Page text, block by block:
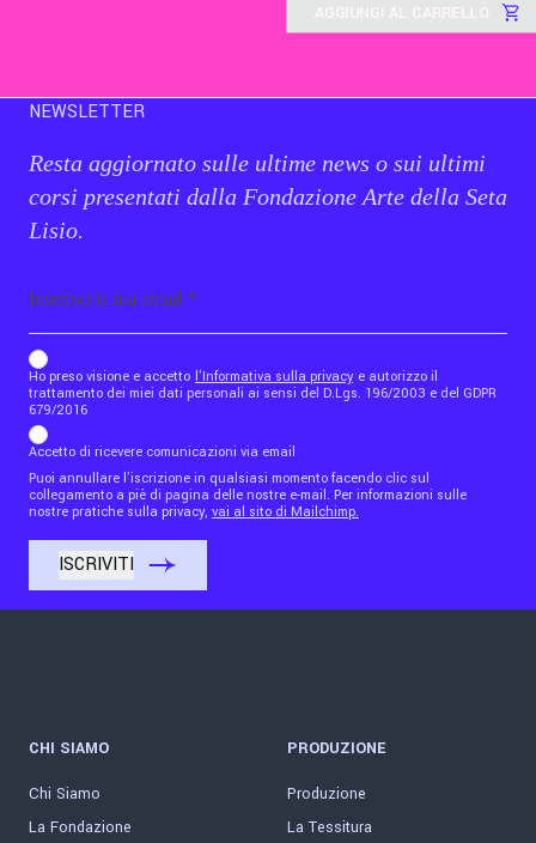
AGGIUNGI AL CARRELLO
NEWSLETTER
Resta aggiornato sulle ultime news o sui ultimi
corsi presentati dalla Fondazione Arte della Seta
Lisio.
b_b43a7bd9734c7124b3be52921_1911023b36
Ho preso visione e accetto l'Informativa sulla privacy e autorizzo il
trattamento dei miei dati personali ai sensi del D.Lgs. 196/2003 e del GDPR
679/2016
Accetto di ricevere comunicazioni via email
Puoi annullare l'iscrizione in qualsiasi momento facendo clic sul
collegamento a piè di pagina delle nostre e-mail. Per informazioni sulle
nostre pratiche sulla privacy, vai al sito di Mailchimp.
CHI SIAMO
Chi Siamo
La Fondazione
PRODUZIONE
Produzione
La Tessitura